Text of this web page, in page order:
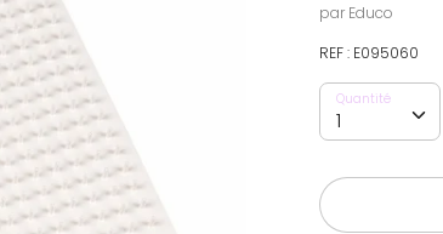
par Educo
REF : E095060
Quantité
1
Quantité